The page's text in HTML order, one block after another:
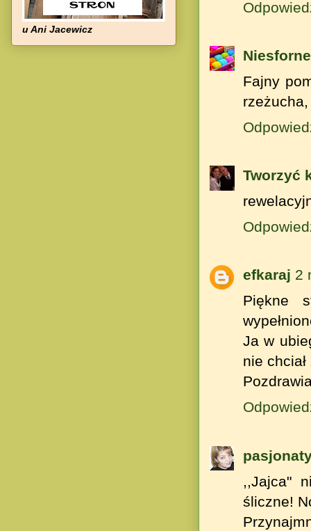
Fajny
Tworzyć
efkaraj 2
Piękne
Ja w
nie
,,Jajca"
śliczne!
u Ani Jacewicz